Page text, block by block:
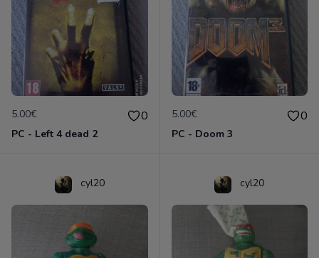
5.00€ 0
PC - Left 4 dead 2
5.00€ 0
PC - Doom 3
cyl20 cyl20